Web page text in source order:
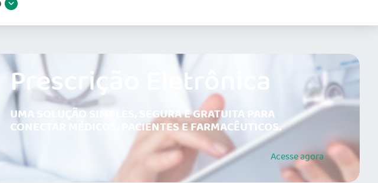
Prescrição Eletrônica
UMA SOLUÇÃO SIMPLES, SEGURA E GRATUITA PARA
CONECTAR MÉDICOS, PACIENTES E FARMACÊUTICOS.
Acesseagora